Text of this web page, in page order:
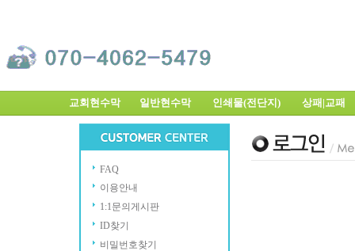
교회현수막 일반현수막 인쇄물(전단지) 상패|교
FAQ
이용안내
1:1문의게시판
ID찾기
비밀번호찾기